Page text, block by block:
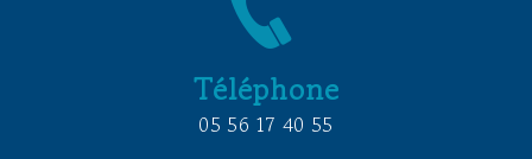
Téléphone
05 56 17 40 55